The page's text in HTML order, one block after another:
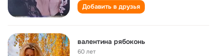
Добавить в друзья
валентина рябоконь
60 лет